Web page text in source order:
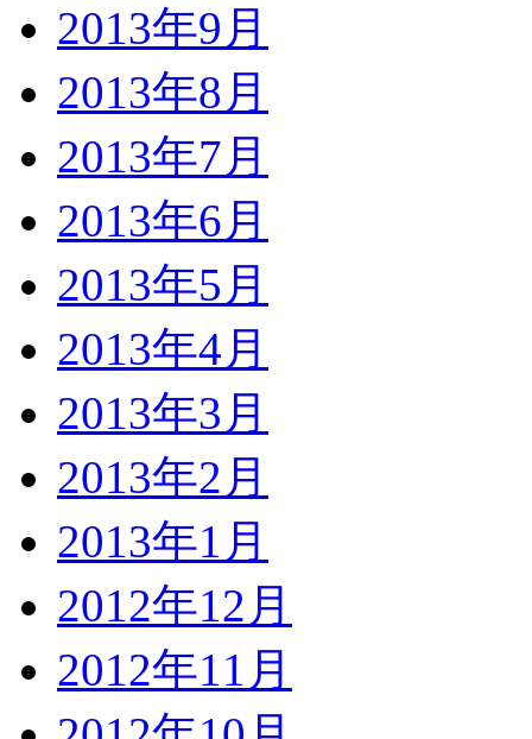
2013年9月
2013年8月
2013年7月
2013年6月
2013年5月
2013年4月
2013年3月
2013年2月
2013年1月
2012年12月
2012年11月